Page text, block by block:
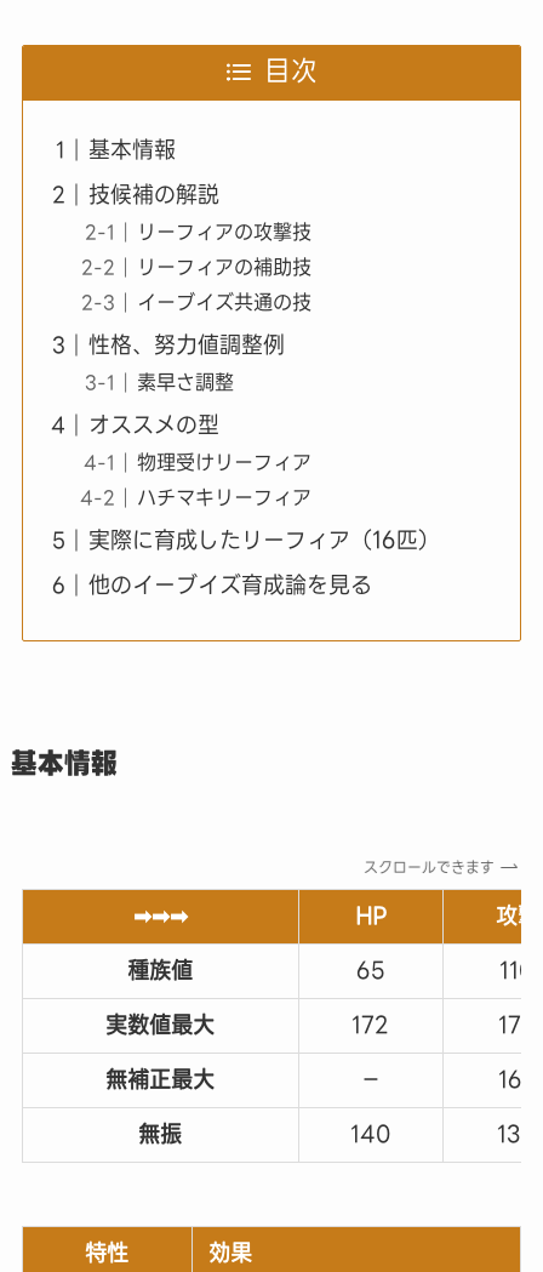
目次
基本情報
技候補の解説
リーフィアの攻撃技
リーフィアの補助技
イーブイズ共通の技
性格、努力値調整例
素早さ調整
オススメの型
物理受けリーフィア
ハチマキリーフィア
実際に育成したリーフィア（16匹）
他のイーブイズ育成論を見る
基本情報
スクロールできます
➡➡➡ HP
攻撃
種族値
65
110
実数値最大
172
178
無補正最大
－
162
無振
140 130
特性
効果